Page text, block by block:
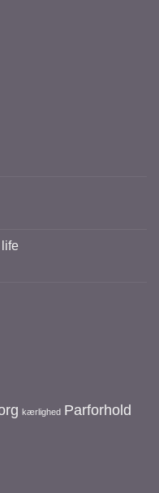
kærlighed Parforhold